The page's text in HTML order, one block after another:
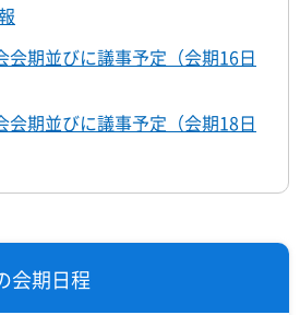
会期並びに議事予定（会期16日
会期並びに議事予定（会期18日
会期日程